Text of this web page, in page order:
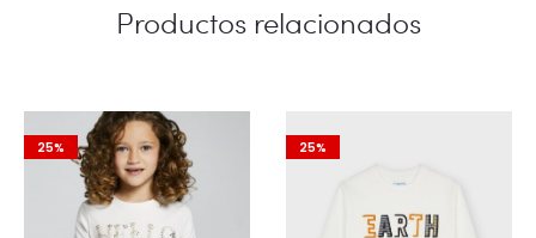
Productos relacionados
25% 25%